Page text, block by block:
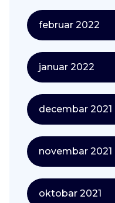
februar 2022
januar 2022
decembar 2021
novembar 2021
oktobar 2021